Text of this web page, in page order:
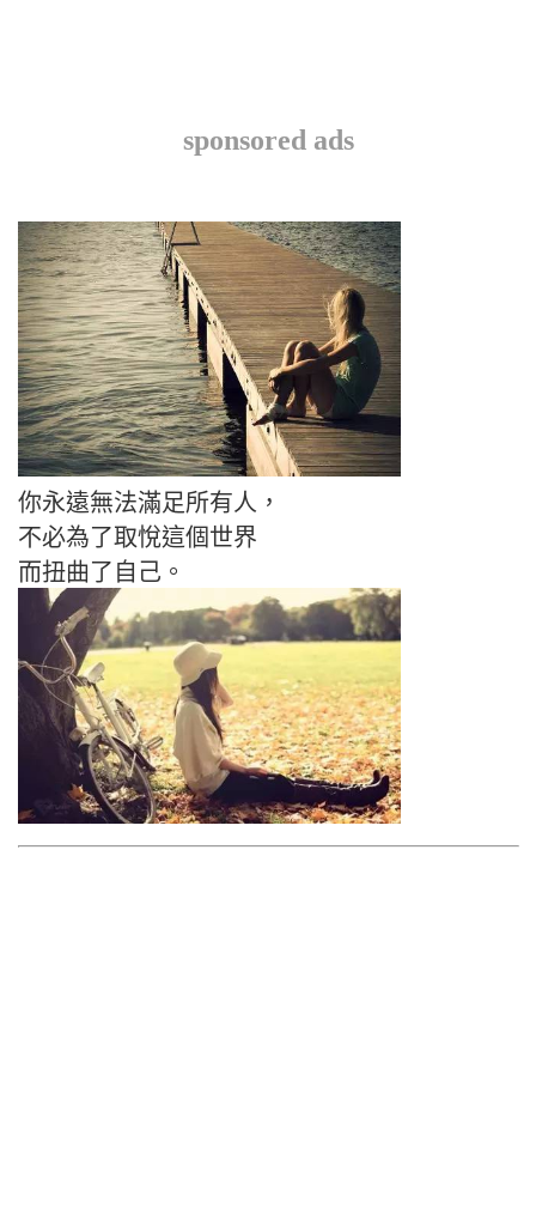
sponsored ads
你永遠無法滿足所有人，
不必為了取悅這個世界
而扭曲了自己。